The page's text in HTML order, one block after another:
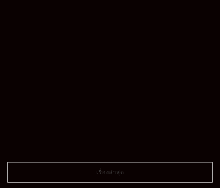
เรื่องล่าสุด